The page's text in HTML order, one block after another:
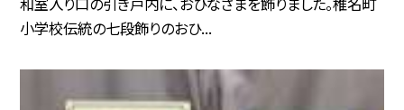
小学校伝統の七段飾りのおひ...